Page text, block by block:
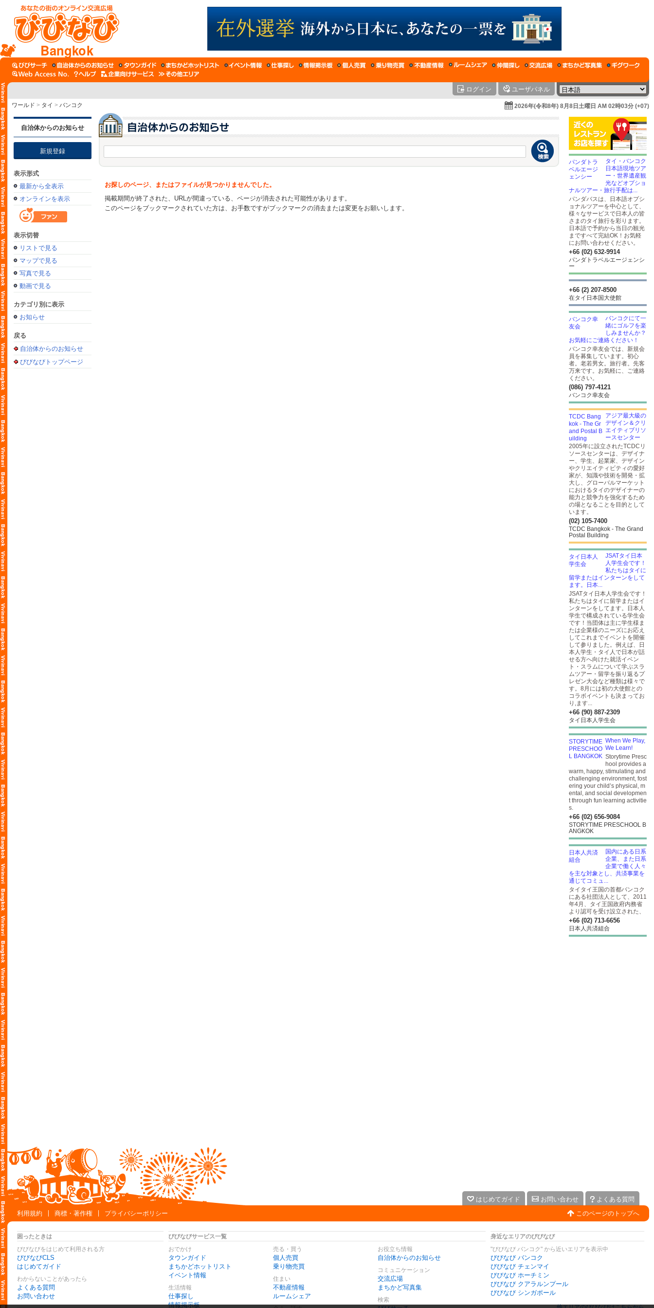
Bangkok
ログイン ユーザパネル
ワールド > タイ > バンコク 2026年(令和8年) 8月8日土曜日 AM 02時03分 (+07)
自治体からのお知らせ
新規登録
表示形式
最新から全表示
オンラインを表示
表示切替
リストで見る
マップで見る
写真で見る
動画で見る
カテゴリ別に表示
お知らせ
戻る
自治体からのお知らせ
びびなびトップページ
お探しのページ、またはファイルが見つかりませんでした。
掲載期間が終了された、URLが間違っている、ページが消去された可能性があります。
このページをブックマークされていた方は、お手数ですがブックマークの消去または変更をお願いします。
タイ・バンコク
日本語現地ツア
ー・世界遺産観
光などオプショ
ナルツアー・旅行手配は...
パンダバスは、日本語オプシ
ョナルツアーを中心として、
様々なサービスで日本人の皆
さまのタイ旅行を彩ります。
日本語で予約から当日の観光
まですべて完結OK！お気軽
にお問い合わせください。
+66 (02) 632-9914
パンダトラベルエージェンシ
ー
+66 (2) 207-8500
在タイ日本国大使館
バンコクにて一
緒にゴルフを楽
しみませんか？
お気軽にご連絡ください！
バンコク幸友会では、新規会
員を募集しています。初心
者。老若男女。旅行者。先客
万来です。お気軽に、ご連絡
ください。
(086) 797-4121
バンコク幸友会
アジア最大級の
デザイン＆クリ
エイティブリソ
ースセンター
2005年に設立されたTCDCリ
ソースセンターは、デザイナ
ー、学生、起業家、デザイン
やクリエイティビティの愛好
家が、知識や技術を開発・拡
大し、グローバルマーケット
におけるタイのデザイナーの
能力と競争力を強化するため
の場となることを目的として
います。
(02) 105-7400
TCDC Bangkok - The Grand
Postal Building
JSATタイ日本
人学生会です！
私たちはタイに
留学またはインターンをして
ます。日本...
JSATタイ日本人学生会です！
私たちはタイに留学またはイ
ンターンをしてます。日本人
学生で構成されている学生会
です！当団体は主に学生様ま
たは企業様のニーズにお応え
してこれまでイベントを開催
して参りました。例えば、日
本人学生・タイ人で日本が話
せる方へ向けた就活イベン
ト・スラムについて学ぶスラ
ムツアー・留学を振り返るプ
レゼン大会など種類は様々で
す。8月には初の大使館との
コラボイベントも決まってお
り,ます...
+66 (90) 887-2309
タイ日本人学生会
When We Play,
We Learn!
Storytime Presc
hool provides a
warm, happy, stimulating and
challenging environment, fost
ering your child’s physical, m
ental, and social developmen
t through fun learning activitie
s.
+66 (02) 656-9084
STORYTIME PRESCHOOL B
ANGKOK
国内にある日系
企業、また日系
企業で働く人々
を主な対象とし、共済事業を
通じてコミュ...
タイタイ王国の首都バンコク
にある社団法人として、2011
年4月、タイ王国政府内務省
より認可を受け設立された、
+66 (02) 713-6656
日本人共済組合
はじめてガイド お問い合わせ
よくある質問
利用規約
商標・著作権 プライバシーポリシー このページのトップへ
困ったときは
びびなびをはじめて利用される方
びびなびCLS
はじめてガイド
わからないことがあったら
よくある質問
お問い合わせ
びびなびサービス一覧
おでかけ
タウンガイド
まちかどホットリスト
イベント情報
生活情報
仕事探し
情報掲示板
売る・買う
個人売買
乗り物売買
住まい
不動産情報
ルームシェア
お役立ち情報
自治体からのお知らせ
コミュニケーション
交流広場
まちかど写真集
検索
身近なエリアのびびなび
"びびなび バンコク" から近いエリアを表示中
びびなび バンコク
びびなび チェンマイ
びびなび ホーチミン
びびなび クアラルンプール
びびなび シンガポール